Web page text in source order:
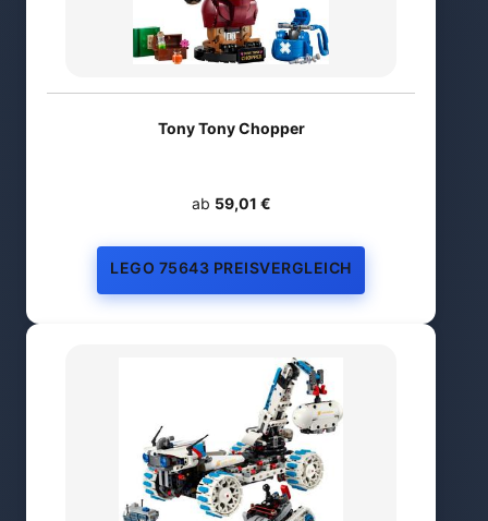
Tony Tony Chopper
ab 59,01 €
LEGO 75643 PREISVERGLEICH